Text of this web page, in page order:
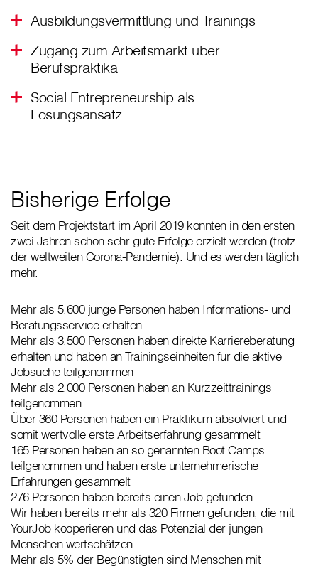
Ausbildungsvermittlung und Trainings
Zugang zum Arbeitsmarkt über
Berufspraktika
Social Entrepreneurship als
Lösungsansatz
Bisherige Erfolge
Seit dem Projektstart im April 2019 konnten in den ersten
zwei Jahren schon sehr gute Erfolge erzielt werden (trotz
der weltweiten Corona-Pandemie). Und es werden täglich
mehr.
Mehr als 5.600 junge Personen haben Informations- und
Beratungsservice erhalten
Mehr als 3.500 Personen haben direkte Karriereberatung
erhalten und haben an Trainingseinheiten für die aktive
Jobsuche teilgenommen
Mehr als 2.000 Personen haben an Kurzzeittrainings
teilgenommen
Über 360 Personen haben ein Praktikum absolviert und
somit wertvolle erste Arbeitserfahrung gesammelt
165 Personen haben an so genannten Boot Camps
teilgenommen und haben erste unternehmerische
Erfahrungen gesammelt
276 Personen haben bereits einen Job gefunden
Wir haben bereits mehr als 320 Firmen gefunden, die mit
YourJob kooperieren und das Potenzial der jungen
Menschen wertschätzen
Mehr als 5% der Begünstigten sind Menschen mit